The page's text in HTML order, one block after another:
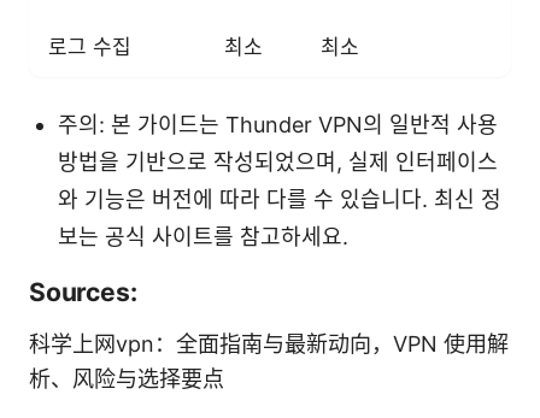
로그 수집 최소 최소
주의: 본 가이드는 Thunder VPN의 일반적 사용
방법을 기반으로 작성되었으며, 실제 인터페이스
와 기능은 버전에 따라 다를 수 있습니다. 최신 정
보는 공식 사이트를 참고하세요.
Sources:
科学上网vpn：全面指南与最新动向，VPN 使用解
析、风险与选择要点